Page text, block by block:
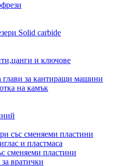
Solid carbide
и ключове
глави за кантиращи машини
на камък
със сменяеми пластини
и пластмаса
сменяеми пластини
вратички